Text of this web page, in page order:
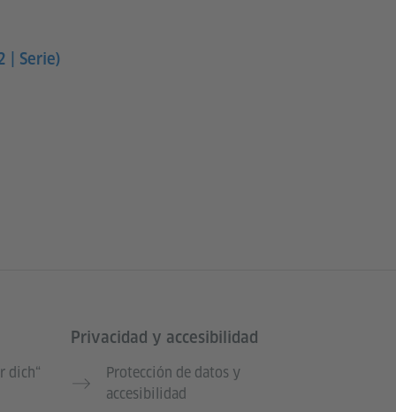
| Serie)
dich“
Privacidad y accesibilidad
Protección de datos y
accesibilidad